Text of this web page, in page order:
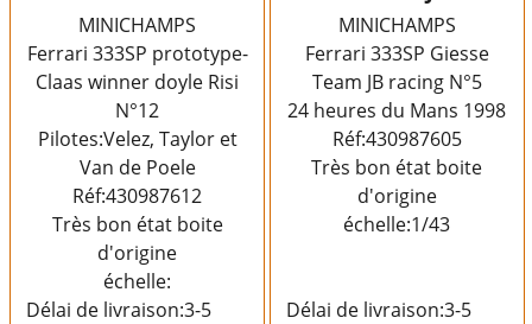
MINICHAMPS
Ferrari 333SP prototype-
Claas winner doyle Risi
N°12
Pilotes:Velez, Taylor et
Van de Poele
Réf:430987612
Très bon état boite
d'origine
échelle:
Délai de livraison:3-5
MINICHAMPS
Ferrari 333SP Giesse
Team JB racing N°5
24 heures du Mans 1998
Réf:430987605
Très bon état boite
d'origine
échelle:1/43
Délai de livraison:3-5